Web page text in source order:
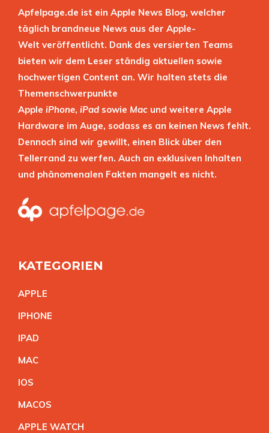
Apfelpage.de ist ein Apple News Blog, welcher
täglich brandneue News aus der Apple-
Welt veröffentlicht. Dank des versierten Teams
bieten wir dem Leser ständig aktuellen sowie
hochwertigen Content an. Wir halten stets die
Themenschwerpunkte
Apple iPhone, iPad sowie Mac und weitere Apple
Hardware im Auge, sodass es an keinen News fehlt.
Dennoch sind wir gewillt, einen Blick über den
Tellerrand zu werfen. Auch an exklusiven Inhalten
und phänomenalen Fakten mangelt es nicht.
KATEGORIEN
APPLE
IPHONE
IPAD
MAC
IOS
MACOS
APPLE WATCH